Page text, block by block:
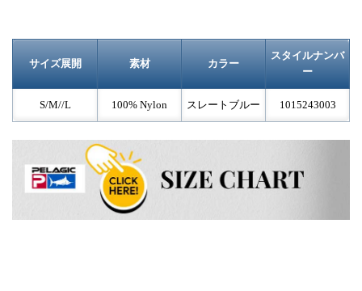
サイズ展開 素材 カラー
スタイルナンバ
ー
S/M//L 100% Nylon スレートブルー 1015243003